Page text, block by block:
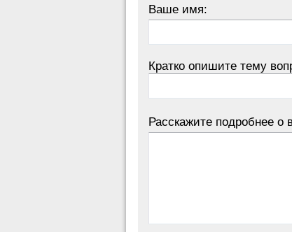
Ваше имя:
Кратко опишите тему
Расскажите подробнее о